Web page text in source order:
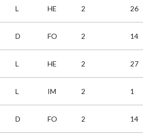
L HE 2 26
D FO 2 14
L HE 2 27
L IM 2 1
D FO 2 14